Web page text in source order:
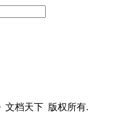
文档天下 版权所有.